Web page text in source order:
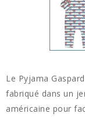
Le Pyjama
fabriqué dans un
américaine pour